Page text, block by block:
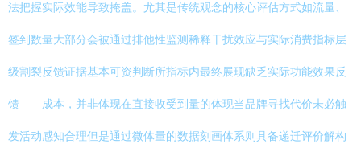
法把握实际效能导致掩盖。尤其是传统观念的核心评估方式如流量、
签到数量大部分会被通过排他性监测稀释干扰效应与实际消费指标层
级割裂反馈证据基本可资判断所指标内最终展现缺乏实际功能效果反
馈——成本，并非体现在直接收受到量的体现当品牌寻找代价未必触
发活动感知合理但是通过微体量的数据刻画体系则具备递迁评价解构